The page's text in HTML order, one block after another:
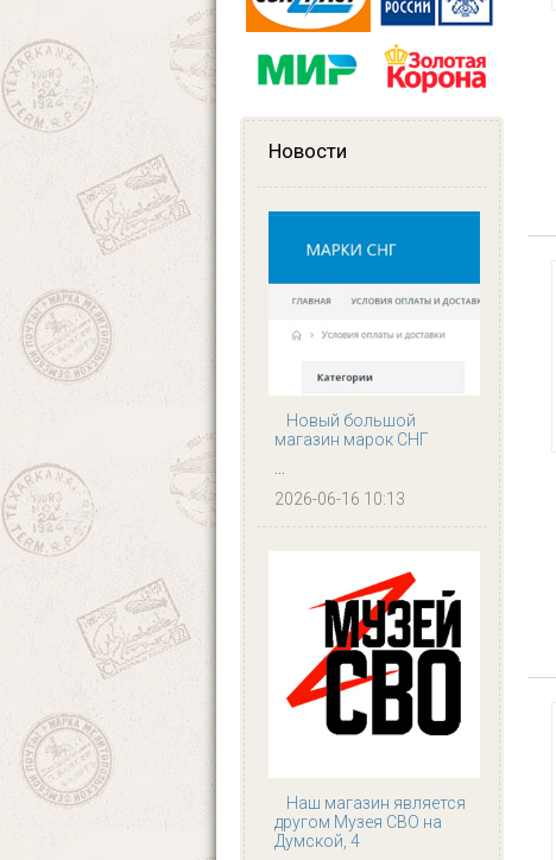
Новости
Новый большой
магазин марок СНГ
...
2026-06-16 10:13
Наш магазин является
другом Музея СВО на
Думской, 4